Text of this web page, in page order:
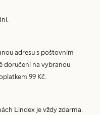
adresu s poštovním
doručení na vybranou
99 Kč.
Lindex je vždy zdarma.